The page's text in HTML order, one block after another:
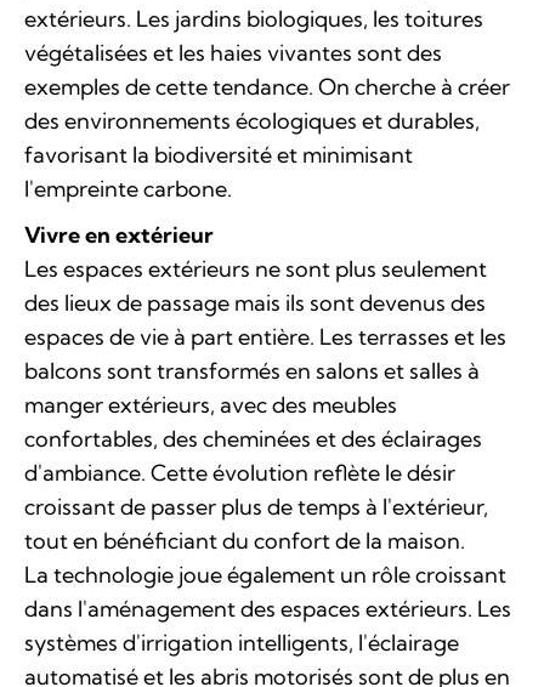
extérieurs. Les jardins biologiques, les toitures
végétalisées et les haies vivantes sont des
exemples de cette tendance. On cherche à créer
des environnements écologiques et durables,
favorisant la biodiversité et minimisant
l'empreinte carbone.
Vivre en extérieur
Les espaces extérieurs ne sont plus seulement
des lieux de passage mais ils sont devenus des
espaces de vie à part entière. Les terrasses et les
balcons sont transformés en salons et salles à
manger extérieurs, avec des meubles
confortables, des cheminées et des éclairages
d'ambiance. Cette évolution reflète le désir
croissant de passer plus de temps à l'extérieur,
tout en bénéficiant du confort de la maison.
La technologie joue également un rôle croissant
dans l'aménagement des espaces extérieurs. Les
systèmes d'irrigation intelligents, l'éclairage
automatisé et les abris motorisés sont de plus en